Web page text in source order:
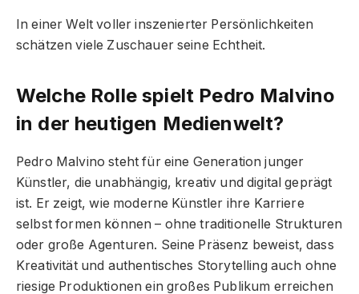
In einer Welt voller inszenierter Persönlichkeiten
schätzen viele Zuschauer seine Echtheit.
Welche Rolle spielt Pedro Malvino
in der heutigen Medienwelt?
Pedro Malvino steht für eine Generation junger
Künstler, die unabhängig, kreativ und digital geprägt
ist. Er zeigt, wie moderne Künstler ihre Karriere
selbst formen können – ohne traditionelle Strukturen
oder große Agenturen. Seine Präsenz beweist, dass
Kreativität und authentisches Storytelling auch ohne
riesige Produktionen ein großes Publikum erreichen